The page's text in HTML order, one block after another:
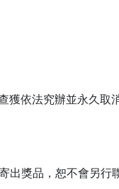
獲依法究辦並永久取
獎品，恕不會另行